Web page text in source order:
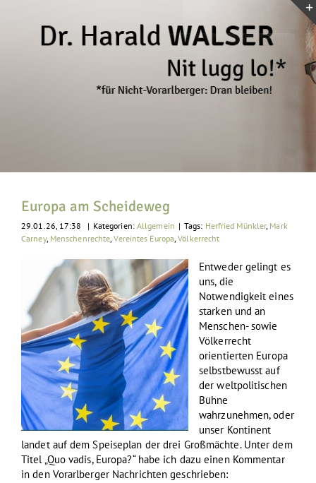
Europa am Scheideweg
29.01.26, 17:38 | Kategorien: Allgemein | Tags: Herfried Münkler, Mark
Carney, Menschenrechte,Vereintes Europa,Völkerrecht
Entweder gelingt es
uns, die
Notwendigkeit eines
starken und an
Menschen- sowie
Völkerrecht
orientierten Europa
selbstbewusst auf
der weltpolitischen
Bühne
wahrzunehmen, oder
unser Kontinent
landet auf dem Speiseplan der drei Großmächte. Unter dem
Titel „Quo vadis, Europa?“ habe ich dazu einen Kommentar
in den Vorarlberger Nachrichten geschrieben: